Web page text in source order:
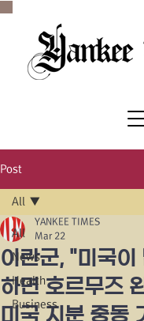
Post
All
News
Health
Business
All
이란군, "미국이
하면 호르무즈
미국 지분 중동
YANKEE TIMES
Mar 22